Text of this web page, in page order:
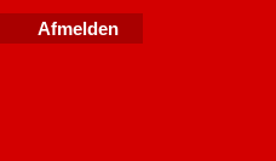
Afmelden